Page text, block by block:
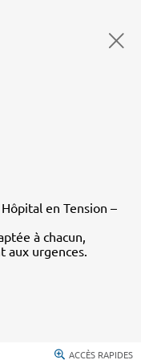
en Tension –
à chacun,
aux urgences.
ACCÈS RAPIDES